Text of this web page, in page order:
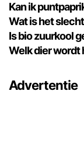
Kan ik
Wat is het
Is bio zuurkool
Welk dier wordt
Advertentie